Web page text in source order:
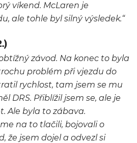
víkend. McLaren je
ale tohle byl silný výsledek.“
závod. Na konec to byla
problém při vjezdu do
rychlost, tam jsem se mu
DRS. Přiblížil jsem se, ale je
Ale byla to zábava.
na to tlačili, bojovali o
že jsem dojel a odvezl si